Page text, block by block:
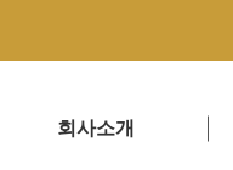
회사소개